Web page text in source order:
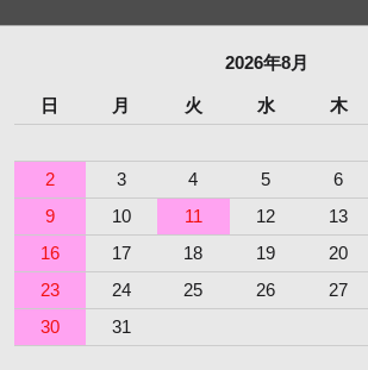
2026年8月
日 月 火 水 木
2
3 4 5 6
9
10 11 12 13
16
17 18 19 20
23
24 25 26 27
30
31